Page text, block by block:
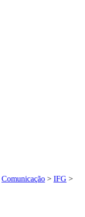
Comunicação > IFG >